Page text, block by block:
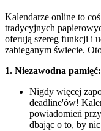
Kalendarze online to
tradycyjnych
oferują szereg funkcji i
zabieganym świecie.
1. Niezawodna pamięć:
Nigdy więcej
deadline'ów!
powiadomień
dbając o to, by